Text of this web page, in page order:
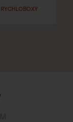
RYCHLOBOXY